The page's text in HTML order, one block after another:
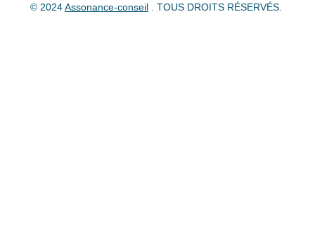
© 2024Assonance-conseil . TOUS DROITS RÉSERVÉS.